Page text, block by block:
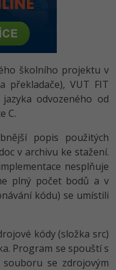
SEO
školního projektu v
překladače), VUT FIT
odvozeného od
C.
popis použitých
v archivu ke stažení.
nesplňuje
plný počet bodů a v
kódu) se umístili
kódy (složka src)
Program se spouští s
se zdrojovým